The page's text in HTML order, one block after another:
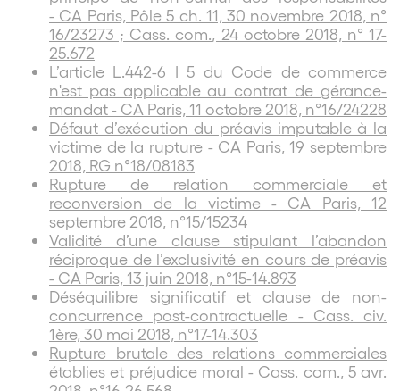
- CA Paris, Pôle 5 ch. 11, 30 novembre 2018, n°
16/23273 ; Cass. com., 24 octobre 2018, n° 17-
25.672
L’article L.442-6 I 5 du Code de commerce
n'est pas applicable au contrat de gérance-
mandat - CA Paris, 11 octobre 2018, n°16/24228
Défaut d’exécution du préavis imputable à la
victime de la rupture - CA Paris, 19 septembre
2018, RG n°18/08183
Rupture de relation commerciale et
reconversion de la victime - CA Paris, 12
septembre 2018, n°15/15234
Validité d’une clause stipulant l’abandon
réciproque de l’exclusivité en cours de préavis
- CA Paris, 13 juin 2018, n°15-14.893
Déséquilibre significatif et clause de non-
concurrence post-contractuelle - Cass. civ.
1ère, 30 mai 2018, n°17-14.303
Rupture brutale des relations commerciales
établies et préjudice moral - Cass. com., 5 avr.